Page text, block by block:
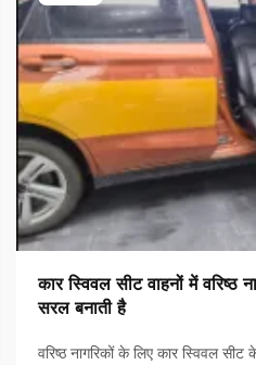
कार स्विवल सीट वाहनों में वरिष्ठ
सरल बनाती है
वरिष्ठ नागरिकों के लिए कार स्विवल